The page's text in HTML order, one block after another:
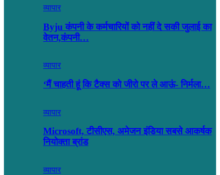
व्यापार
Byju कंपनी के कर्मचारियों को नहीं दे सकी जुलाई का
वेतन,कंपनी…
व्यापार
‘मैं चाहती हूं कि टैक्स को जीरो पर ले आऊं- निर्मला…
व्यापार
Microsoft, टीसीएस, अमेजन इंडिया सबसे आकर्षक
नियोक्ता ब्रांड
व्यापार